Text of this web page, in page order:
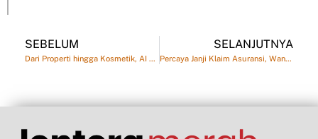
SEBELUM
Dari Properti hingga Kosmetik, AI Mulai Membaca Preferensi Pengguna Kazakhstan
SELANJUTNYA
Percaya Janji Klaim Asuransi, Wanita di Rusia Nekat Membakar Apartemennya Sendiri